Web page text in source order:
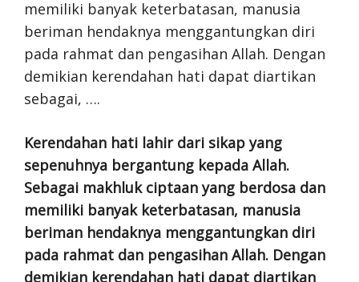
Kerendahan hati lahir dari sikap yang
sepenuhnya bergantung kepada Allah.
Sebagai makhluk ciptaan yang berdosa dan
memiliki banyak keterbatasan, manusia
beriman hendaknya menggantungkan diri
pada rahmat dan pengasihan Allah. Dengan
demikian kerendahan hati dapat diartikan